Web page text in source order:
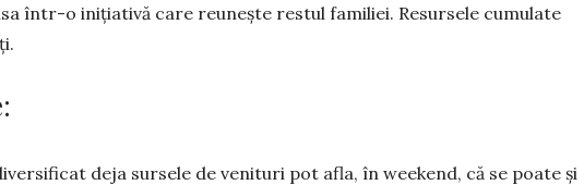
într-o inițiativă care reunește restul familiei. Resursele cumulate
deja sur­sele de venituri pot afla, în weekend, că se poate și